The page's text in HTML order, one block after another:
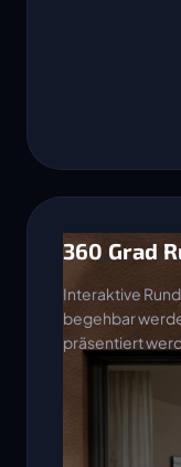
360 Grad
Interaktive
begehbar
präsentiert